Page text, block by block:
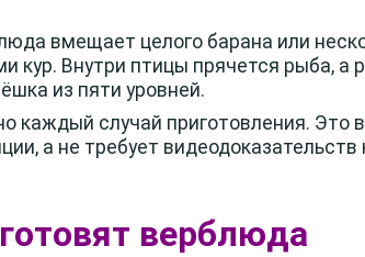
вмещает целого барана или
кур. Внутри птицы прячется рыба, а
из пяти уровней.
каждый случай приготовления. Это
а не требует видеодоказательств
верблюда